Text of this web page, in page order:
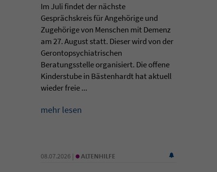
Im Juli findet der nächste
Gesprächskreis für Angehörige und
Zugehörige von Menschen mit Demenz
am 27. August statt. Dieser wird von der
Gerontopsychiatrischen
Beratungsstelle organisiert. Die offene
Kinderstube in Bästenhardt hat aktuell
wieder freie ...
mehr lesen
08.07.2026 | • ALTENHILFE